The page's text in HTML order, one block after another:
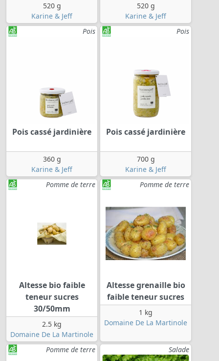
520 g
Karine & Jeff
520 g
Karine & Jeff
Pois
Pois cassé jardinière
360 g
Karine & Jeff
Pois
Pois cassé jardinière
700 g
Karine & Jeff
Pomme de terre
Altesse bio faible
teneur sucres
30/50mm
2.5 kg
Domaine De La Martinole
Pomme de terre
Altesse grenaille bio
faible teneur sucres
1 kg
Domaine De La Martinole
Pomme de terre Salade